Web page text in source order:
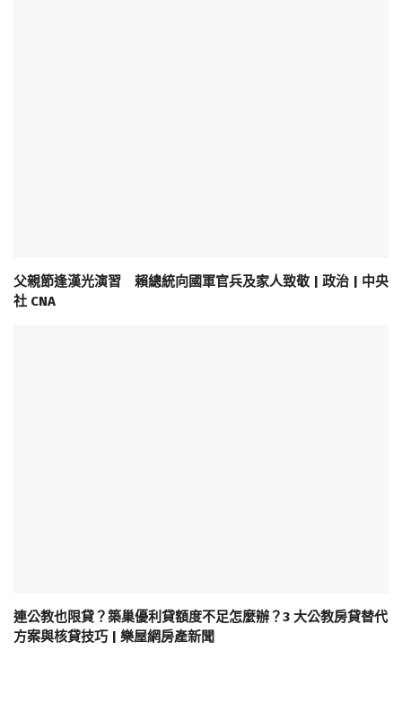
父親節逢漢光演習 賴總統向國軍官兵及家人致敬 | 政治 | 中央
社 CNA
連公教也限貸？築巢優利貸額度不足怎麼辦？3 大公教房貸替代
方案與核貸技巧 | 樂屋網房產新聞